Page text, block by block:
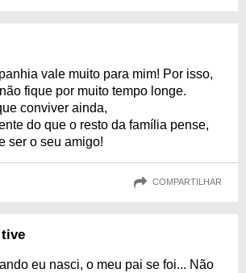
vale muito para mim! Por isso,
fique por muito tempo longe.
conviver ainda,
do que o resto da família pense,
ser o seu amigo!
COMPARTILHAR
eu nasci, o meu pai se foi... Não